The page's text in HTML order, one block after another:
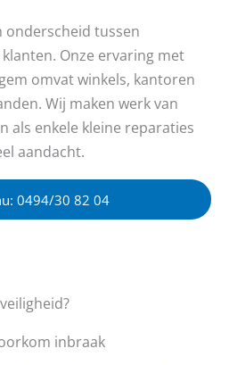
onderscheid tussen
Onze ervaring met
omvat winkels, kantoren
Wij maken werk van
als enkele kleine reparaties
aandacht.
0494/30 82 04
inbraak